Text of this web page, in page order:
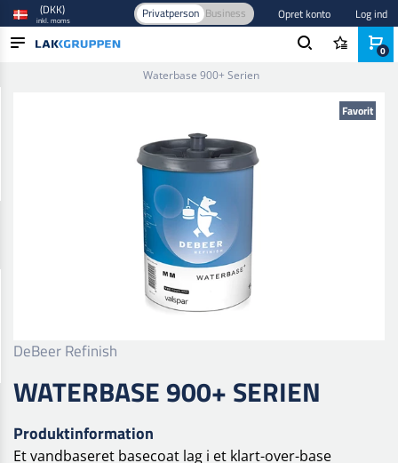
(DKK)
inkl. moms Privatperson Business Opret konto Log ind
Waterbase 900+ Serien
Favorit
DeBeer Refinish
WATERBASE 900+ SERIEN
Produktinformation
Et vandbaseret basecoat lag i et klart-over-base
0